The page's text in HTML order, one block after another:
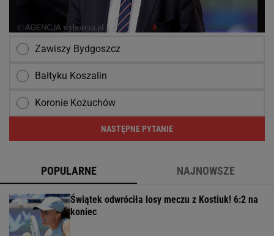
Zawiszy Bydgoszcz
Bałtyku Koszalin
Koronie Kożuchów
NASTĘPNE PYTANIE
POPULARNE NAJNOWSZE
Świątek odwróciła losy meczu z Kostiuk! 6:2 na
koniec